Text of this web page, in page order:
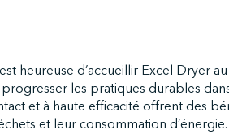
heureuse d’accueillir Excel Dryer
les pratiques durables
et à haute efficacité offrent des
et leur consommation d’énergie.